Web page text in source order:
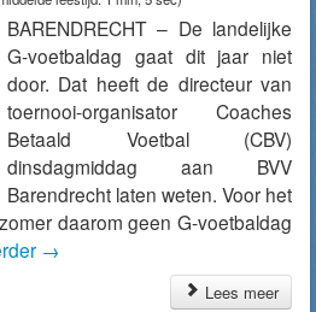
BARENDRECHT – De landelijke
G-voetbaldag gaat dit jaar niet
door. Dat heeft de directeur van
toernooi-organisator Coaches
Betaald Voetbal (CBV)
dinsdagmiddag aan BVV
Barendrecht laten weten. Voor het
daarom geen G-voetbaldag
→
Lees meer